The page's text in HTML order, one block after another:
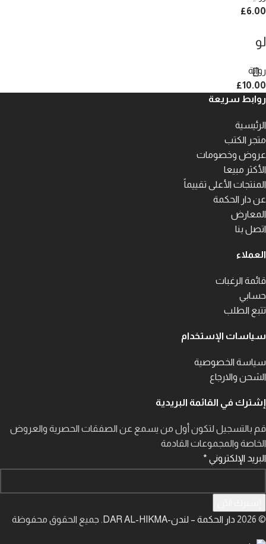
£6.00
لو
رواية
£10.00
روابط سريعة
الرئيسية
متجر الكتب
عروض وخصومات
الأكثر مبيعا
المنتجات الأعلى تقييماً
عن دار الحكمة
المعارض
اتصل بنا
العملاء
قائمة الرغبات
حسابي
تتبع الطلب
سياسات الإستخدام
سياسة الخصوصية
الشحن والارجاع
إشترك في القائمة البريدية
قم بالتسجيل لتكون أول من يسمع عن الصفقات الحصرية والعروض
الخاصة والمجموعات القادمة
البريد الإلكتروني *
© 2026
دار الحكمة – لندن-DAR AL-HIKMA . جميع الحقوق محفوظة